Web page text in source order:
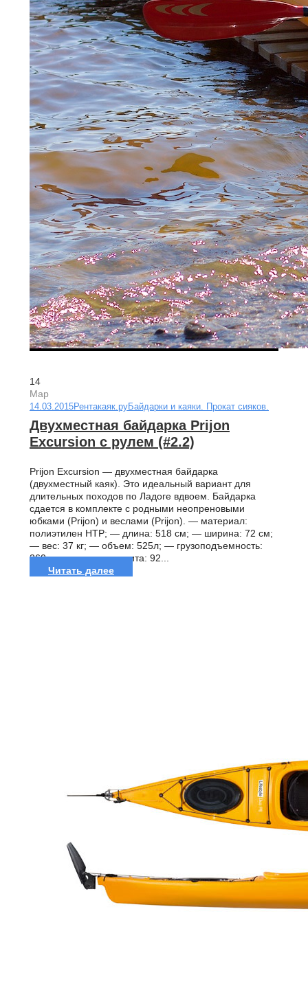
14
Мар
14.03.2015Рентакаяк.руБайдарки и каяки. Прокат сияков.
Двухместная байдарка Prijon
Excursion с рулем (#2.2)
Prijon Excursion — двухместная байдарка
(двухместный каяк). Это идеальный вариант для
длительных походов по Ладоге вдвоем. Байдарка
сдается в комплекте с родными неопреновыми
юбками (Prijon) и веслами (Prijon). — материал:
полиэтилен HTP; — длина: 518 см; — ширина: 72 см;
— вес: 37 кг; — объем: 525л; — грузоподъемность:
260 кг; — размер кокпита: 92...
Читать далее